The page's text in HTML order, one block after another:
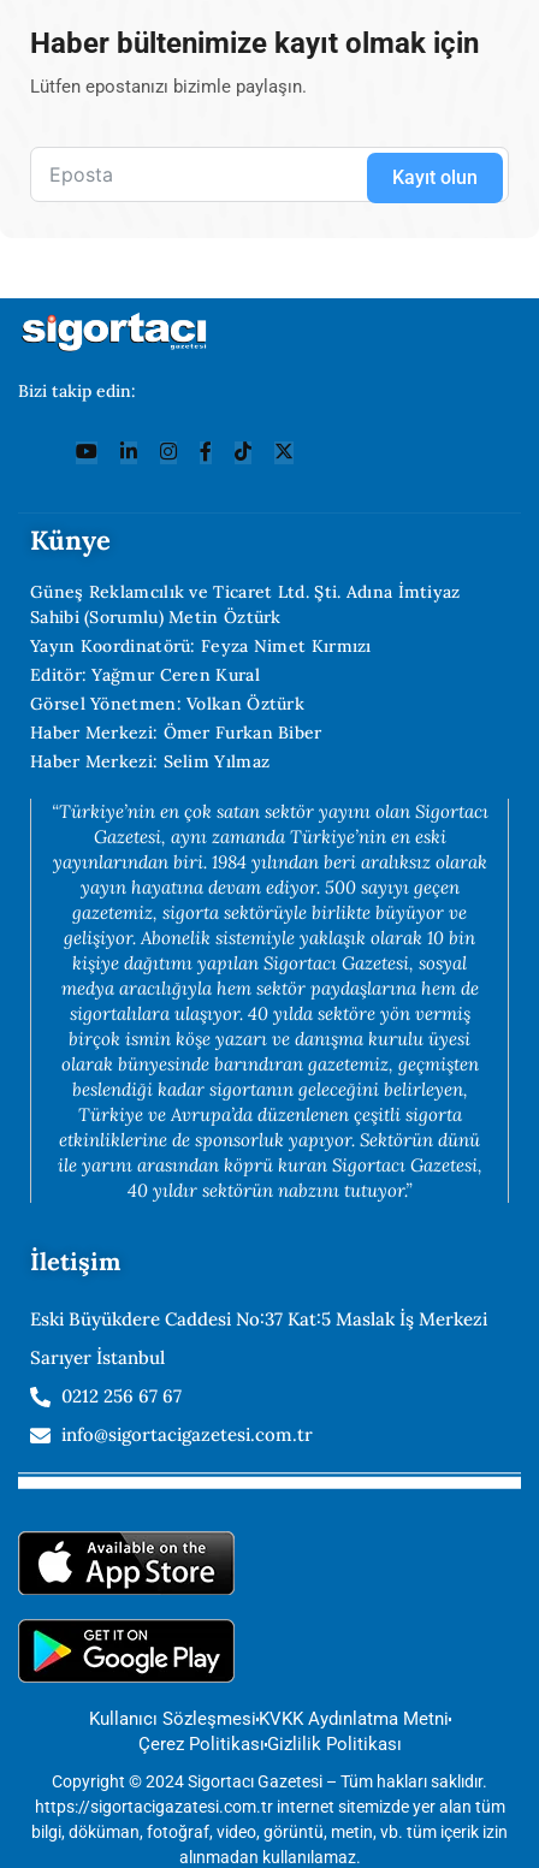
Haber bültenimize kayıt olmak için
Lütfen epostanızı bizimle paylaşın.
Kayıt olun
Bizi takip edin:
Künye
Güneş Reklamcılık ve Ticaret Ltd. Şti. Adına İmtiyaz
Sahibi (Sorumlu) Metin Öztürk
Yayın Koordinatörü: Feyza Nimet Kırmızı
Editör: Yağmur Ceren Kural
Görsel Yönetmen: Volkan Öztürk
Haber Merkezi: Ömer Furkan Biber
Haber Merkezi: Selim Yılmaz
“Türkiye’nin en çok satan sektör yayını olan Sigortacı
Gazetesi, aynı zamanda Türkiye’nin en eski
yayınlarından biri. 1984 yılından beri aralıksız olarak
yayın hayatına devam ediyor. 500 sayıyı geçen
gazetemiz, sigorta sektörüyle birlikte büyüyor ve
gelişiyor. Abonelik sistemiyle yaklaşık olarak 10 bin
kişiye dağıtımı yapılan Sigortacı Gazetesi, sosyal
medya aracılığıyla hem sektör paydaşlarına hem de
sigortalılara ulaşıyor. 40 yılda sektöre yön vermiş
birçok ismin köşe yazarı ve danışma kurulu üyesi
olarak bünyesinde barındıran gazetemiz, geçmişten
beslendiği kadar sigortanın geleceğini belirleyen,
Türkiye ve Avrupa’da düzenlenen çeşitli sigorta
etkinliklerine de sponsorluk yapıyor. Sektörün dünü
ile yarını arasından köprü kuran Sigortacı Gazetesi,
40 yıldır sektörün nabzını tutuyor.”
İletişim
Eski Büyükdere Caddesi No:37 Kat:5 Maslak İş Merkezi
Sarıyer İstanbul
0212 256 67 67
info@sigortacigazetesi.com.tr
Kullanıcı SözleşmesiKVKK Aydınlatma Metni
Çerez PolitikasıGizlilik Politikası
Copyright © 2024 Sigortacı Gazetesi – Tüm hakları saklıdır.
https://sigortacigazatesi.com.tr internet sitemizde yer alan tüm
bilgi, döküman, fotoğraf, video, görüntü, metin, vb. tüm içerik izin
alınmadan kullanılamaz.